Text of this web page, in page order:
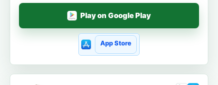
Play on Google Play
App Store